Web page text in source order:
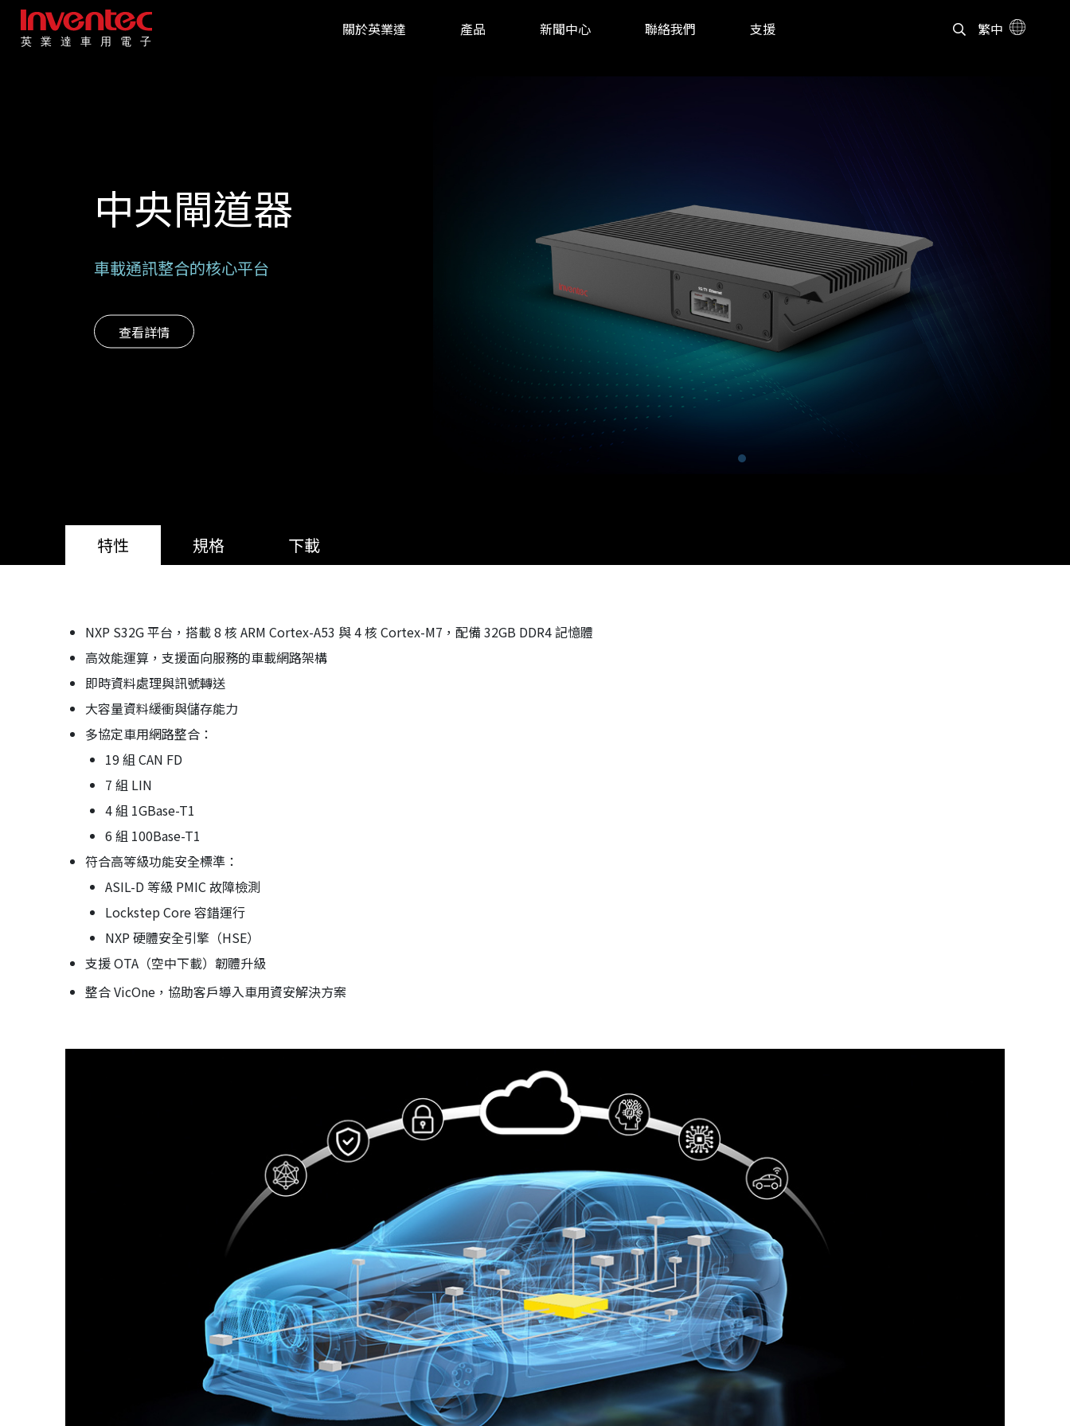
關於英業達 產品 新聞中心 聯絡我們 支援 繁中
中央閘道器
車載通訊整合的核心平台
查看詳情
特性 規格 下載
NXP S32G 平台，搭載 8 核 ARM Cortex-A53 與 4 核 Cortex-M7，配備 32GB DDR4 記憶體
高效能運算，支援面向服務的車載網路架構
即時資料處理與訊號轉送
大容量資料緩衝與儲存能力
多協定車用網路整合：
19 組 CAN FD
7 組 LIN
4 組 1GBase-T1
6 組 100Base-T1
符合高等級功能安全標準：
ASIL-D 等級 PMIC 故障檢測
Lockstep Core 容錯運行
NXP 硬體安全引擎（HSE）
支援 OTA（空中下載）韌體升級
整合 VicOne，協助客戶導入車用資安解決方案